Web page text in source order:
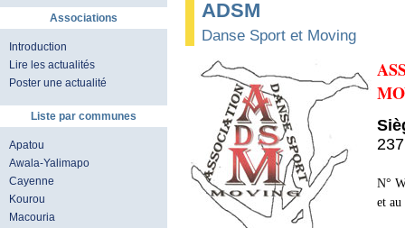
Associations
Introduction
Lire les actualités
Poster une actualité
Liste par communes
Apatou
Awala-Yalimapo
Cayenne
Kourou
Macouria
ADSM
Danse Sport et Moving
N°
et